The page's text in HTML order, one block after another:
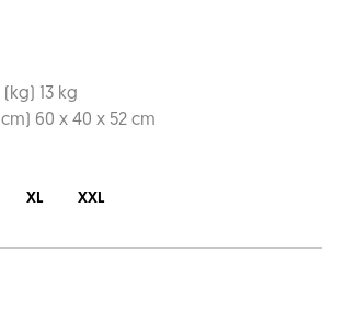
13 kg
60 x 40 x 52 cm
XL XXL